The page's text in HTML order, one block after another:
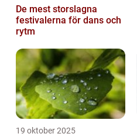
De mest storslagna
festivalerna för dans och
rytm
19 oktober 2025